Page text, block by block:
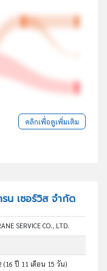
คลิกเพื่อดูเพิ่มเติม
น เซอร์วิส จำกัด
SERVICE CO., LTD.
(16 ปี 11 เดือน 15 วัน)